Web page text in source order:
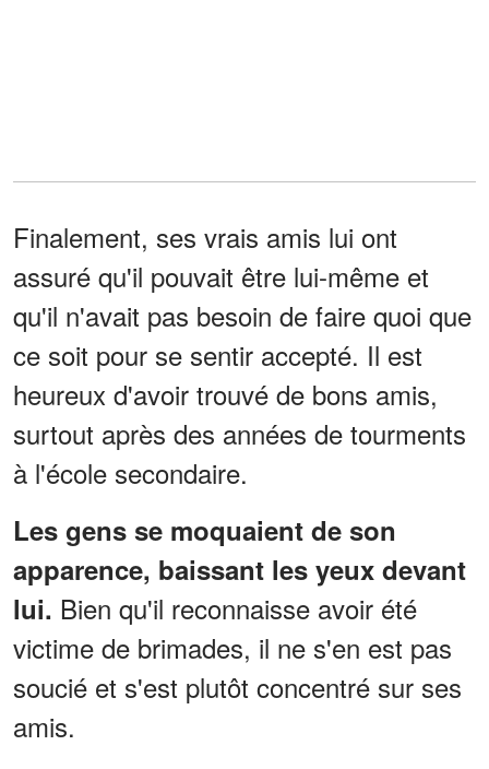
Finalement, ses vrais amis lui ont
assuré qu'il pouvait être lui-même et
qu'il n'avait pas besoin de faire quoi que
ce soit pour se sentir accepté. Il est
heureux d'avoir trouvé de bons amis,
surtout après des années de tourments
à l'école secondaire.
Les gens se moquaient de son
apparence, baissant les yeux devant
lui. Bien qu'il reconnaisse avoir été
victime de brimades, il ne s'en est pas
soucié et s'est plutôt concentré sur ses
amis.